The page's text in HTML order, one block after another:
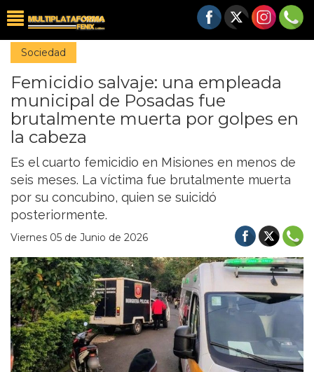
Sociedad
Femicidio salvaje: una empleada
municipal de Posadas fue
brutalmente muerta por golpes en
la cabeza
Es el cuarto femicidio en Misiones en menos de
seis meses. La víctima fue brutalmente muerta
por su concubino, quien se suicidó
posteriormente.
Viernes 05 de Junio de 2026